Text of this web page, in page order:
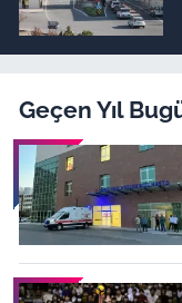
Geçen Yıl